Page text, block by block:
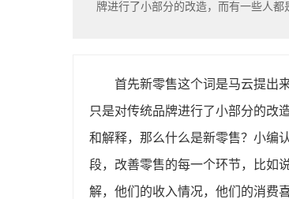
牌进行了小部分的改造，而有一些人
首先新零售这个词是马云提出
只是对传统品牌进行了小部分的改
和解释，那么什么是新零售？小编
段，改善零售的每一个环节，比如
解，他们的收入情况，他们的消费